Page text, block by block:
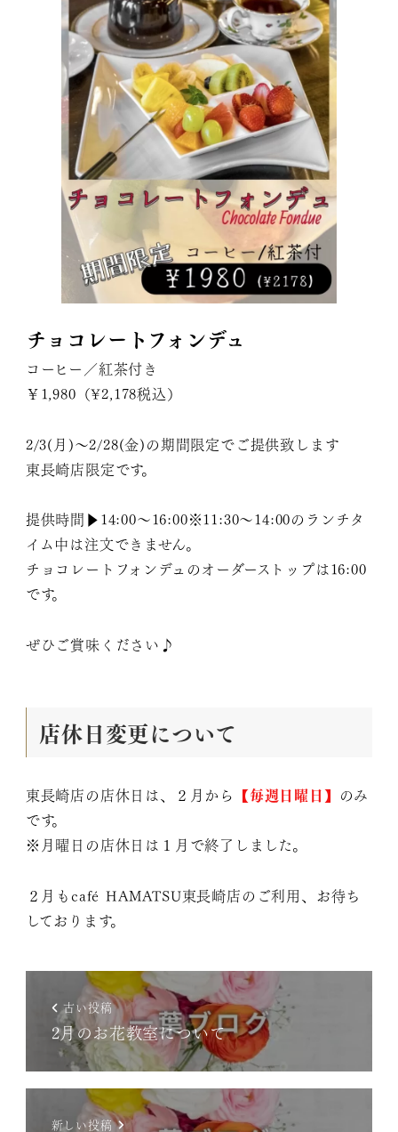
チョコレートフォンデュ
コーヒー／紅茶付き
￥1,980（¥2,178税込）
2/3(月)～2/28(金)の期間限定でご提供致します
東長崎店限定です。
提供時間▶︎14:00〜16:00※11:30〜14:00のランチタ
イム中は注文できません。
チョコレートフォンデュのオーダーストップは16:00
です。
ぜひご賞味ください♪
店休日変更について
東長崎店の店休日は、２月から 【毎週日曜日】 のみ
です。
※月曜日の店休日は１月で終了しました。
⁡２月もcafé HAMATSU東長崎店のご利用、お待ち
しております。
古い投稿
2月のお花教室について
新しい投稿